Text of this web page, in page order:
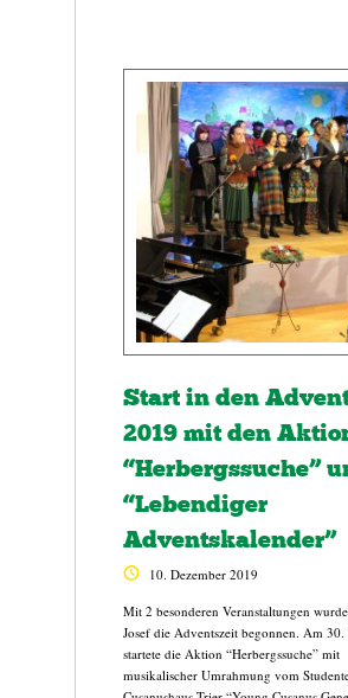
Start in den
2019 mit den
“Herbergssuche”
“Lebendiger
Adventskalender”
10. Dezember 2019
Mit 2 besonderen Veranstaltungen
Josef die Adventszeit begonnen. Am
startete die Aktion “Herbergssuche” mit
musikalischer Umrahmung vom